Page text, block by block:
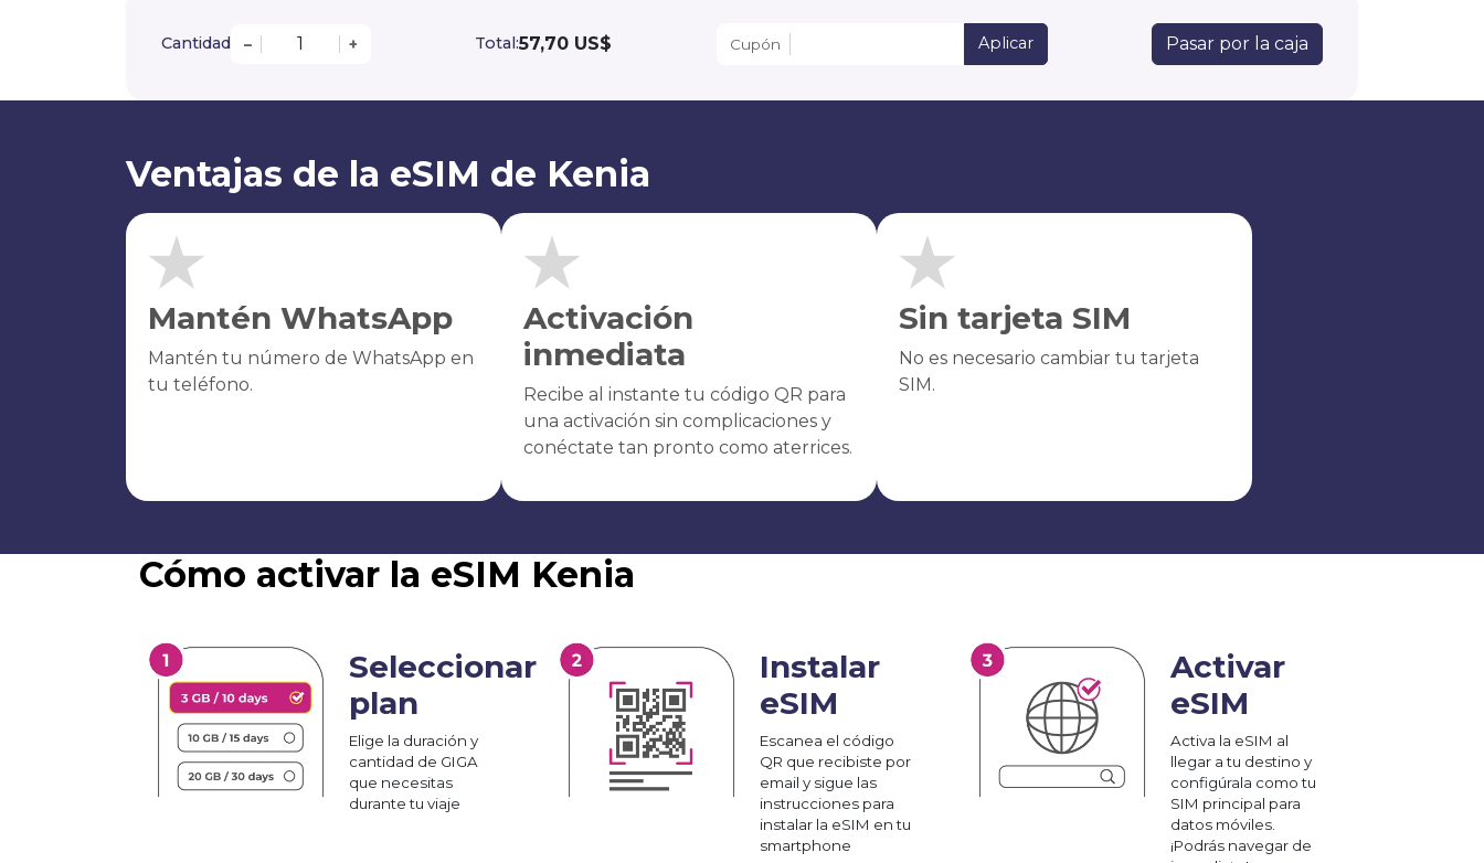
Cantidad – + Total:57,70 US$ Cupón Aplicar Pasar por la caja
Ventajas de la eSIM de Kenia
Mantén WhatsApp
Mantén tu número de WhatsApp en
tu teléfono.
Activación
inmediata
Recibe al instante tu código QR para
una activación sin complicaciones y
conéctate tan pronto como aterrices.
Sin tarjeta SIM
No es necesario cambiar tu tarjeta
SIM.
Cómo activar la eSIM Kenia
Seleccionar
plan
Elige la duración y
cantidad de GIGA
que necesitas
durante tu viaje
Instalar
eSIM
Escanea el código
QR que recibiste por
email y sigue las
instrucciones para
instalar la eSIM en tu
smartphone
Activar
eSIM
Activa la eSIM al
llegar a tu destino y
configúrala como tu
SIM principal para
datos móviles.
¡Podrás navegar de